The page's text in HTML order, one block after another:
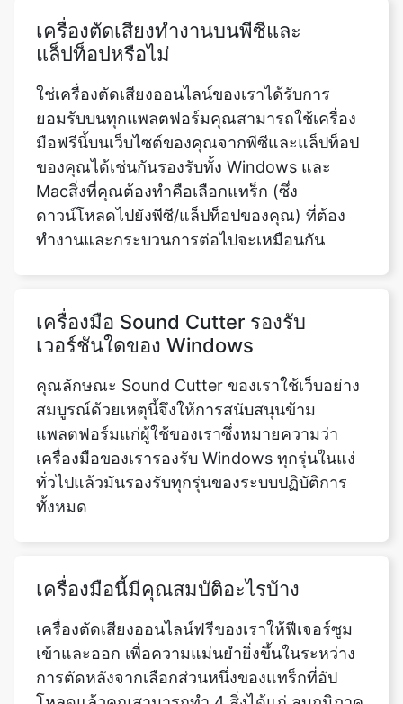
ใช่เครื่องตัดเสียงออนไลน์ของเราได้รับการ
ยอมรับบนทุกแพลตฟอร์มคุณสามารถใช้เครื่อง
มือฟรีนี้บนเว็บไซต์ของคุณจากพีซีและแล็ปท็อป
ของคุณได้เช่นกันรองรับทั้ง Windows และ
Macสิ่งที่คุณต้องทำคือเลือกแทร็ก (ซึ่ง
ดาวน์โหลดไปยังพีซี/แล็ปท็อปของคุณ) ที่ต้อง
ทำงานและกระบวนการต่อไปจะเหมือนกัน
เครื่องมือ Sound Cutter รองรับ
คุณลักษณะ Sound Cutter ของเราใช้เว็บอย่าง
สมบูรณ์ด้วยเหตุนี้จึงให้การสนับสนุนข้าม
แพลตฟอร์มแก่ผู้ใช้ของเราซึ่งหมายความว่า
เครื่องมือของเรารองรับ Windows ทุกรุ่นในแง่
ทั่วไปแล้วมันรองรับทุกรุ่นของระบบปฏิบัติการ
ทั้งหมด
เครื่องมือนี้มีคุณสมบัติอะไรบ้าง
เข้าและออก เพื่อความแม่นยำยิ่งขึ้นในระหว่าง
การตัดหลังจากเลือกส่วนหนึ่งของแทร็กที่อัป
โหลดแล้วคุณสามารถทำ 4 สิ่งได้แก่ ลบภูมิภาค
ที่เลือกล้างพื้นที่ที่เลือกเก็บเฉพาะพื้นที่ที่เลือกไว้
และย้อนกลับเสียงนี่คือคุณสมบัติที่เครื่องมือ
Sound Cutter ฟรีของเรามีให้